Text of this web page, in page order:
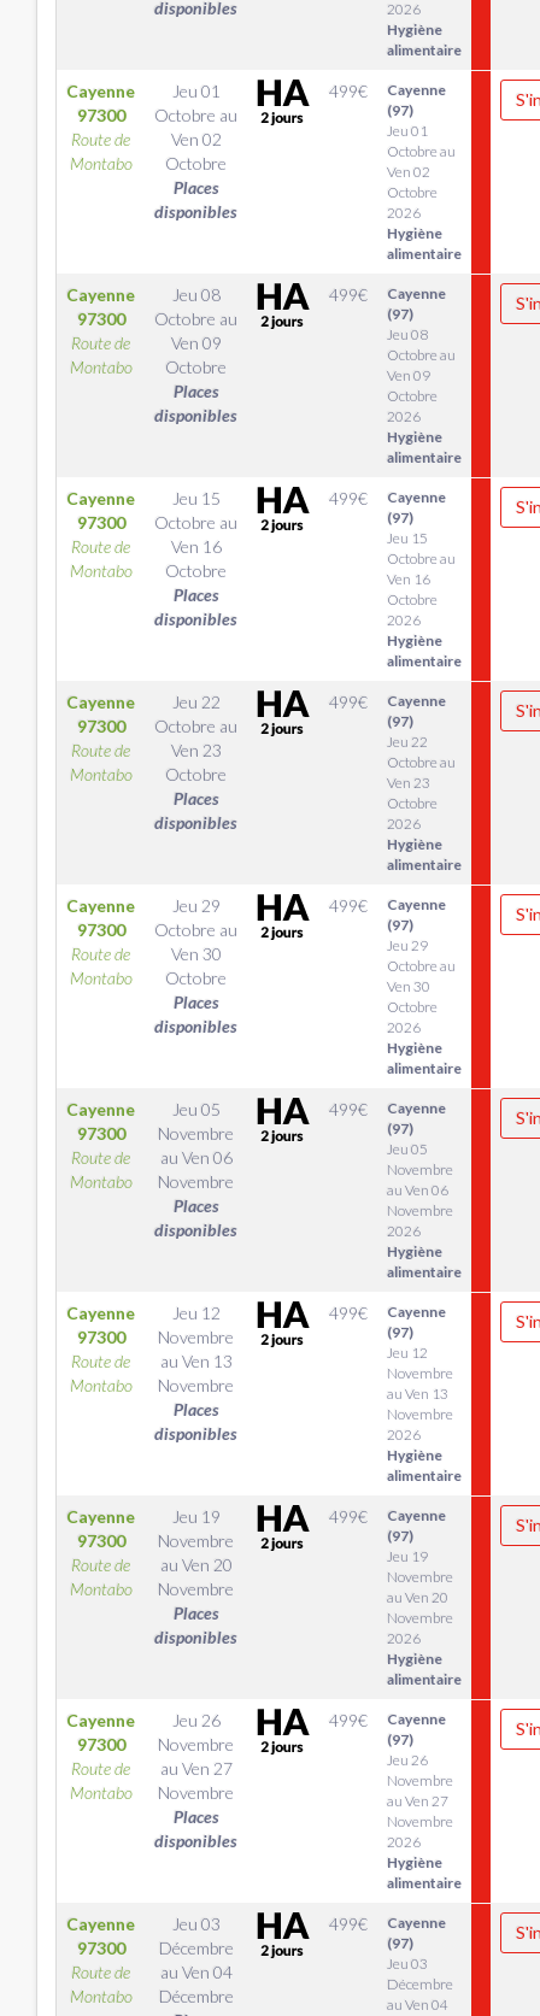
disponibles
2026
Hygiène
alimentaire
Cayenne
97300
Route de
Montabo
Jeu 01
Octobre au
Ven 02
Octobre
Places
disponibles
499€
Cayenne
(97)
Jeu 01
Octobre au
Ven 02
Octobre
2026
Hygiène
alimentaire
Cayenne
97300
Route de
Montabo
Jeu 08
Octobre au
Ven 09
Octobre
Places
disponibles
499€
Cayenne
(97)
Jeu 08
Octobre au
Ven 09
Octobre
2026
Hygiène
alimentaire
Cayenne
97300
Route de
Montabo
Jeu 15
Octobre au
Ven 16
Octobre
Places
disponibles
499€
Cayenne
(97)
Jeu 15
Octobre au
Ven 16
Octobre
2026
Hygiène
alimentaire
Cayenne
97300
Route de
Montabo
Jeu 22
Octobre au
Ven 23
Octobre
Places
disponibles
499€
Cayenne
(97)
Jeu 22
Octobre au
Ven 23
Octobre
2026
Hygiène
alimentaire
Cayenne
97300
Route de
Montabo
Jeu 29
Octobre au
Ven 30
Octobre
Places
disponibles
499€
Cayenne
(97)
Jeu 29
Octobre au
Ven 30
Octobre
2026
Hygiène
alimentaire
Cayenne
97300
Route de
Montabo
Jeu 05
Novembre
au Ven 06
Novembre
Places
disponibles
499€
Cayenne
(97)
Jeu 05
Novembre
au Ven 06
Novembre
2026
Hygiène
alimentaire
Cayenne
97300
Route de
Montabo
Jeu 12
Novembre
au Ven 13
Novembre
Places
disponibles
499€
Cayenne
(97)
Jeu 12
Novembre
au Ven 13
Novembre
2026
Hygiène
alimentaire
Cayenne
97300
Route de
Montabo
Jeu 19
Novembre
au Ven 20
Novembre
Places
disponibles
499€
Cayenne
(97)
Jeu 19
Novembre
au Ven 20
Novembre
2026
Hygiène
alimentaire
Cayenne
97300
Route de
Montabo
Jeu 26
Novembre
au Ven 27
Novembre
Places
disponibles
499€
Cayenne
(97)
Jeu 26
Novembre
au Ven 27
Novembre
2026
Hygiène
alimentaire
Cayenne
97300
Route de
Montabo
Jeu 03
Décembre
au Ven 04
Décembre
499€
Cayenne
(97)
Jeu 03
Décembre
au Ven 04